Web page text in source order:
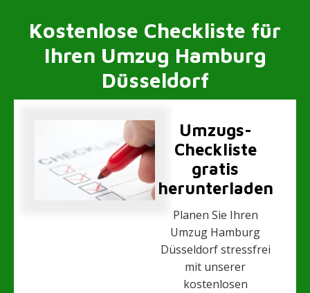
Kostenlose Checkliste für
Ihren Umzug Hamburg
Düsseldorf
Umzugs-
Checkliste
gratis
herunterladen
Planen Sie Ihren
Umzug Hamburg
Düsseldorf stressfrei
mit unserer
kostenlosen